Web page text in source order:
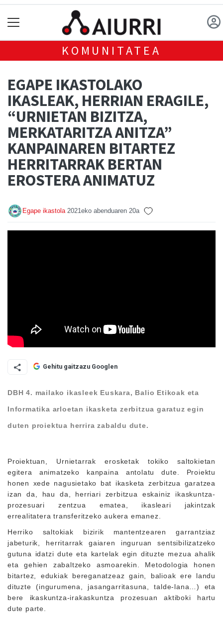
KOMUNITATEA
EGAPE IKASTOLAKO
IKASLEAK, HERRIAN ERAGILE,
“URNIETAN BIZITZA,
MERKATARITZA ANITZA”
KANPAINAREN BITARTEZ
HERRITARRAK BERTAN
EROSTERA ANIMATUZ
Egape ikastola 2021eko abenduaren 20a
Gehitu gaitzazu Googlen
DBH 4. mailako ikasleek Euskara, Balio Etikoak eta
Informatika arloetan ikasketa zerbitzua garatuz egin
duten proiektua herrira zabaldu dute.
Proiektuan, Urnietarrak erosketak tokiko saltokietan
egitera animatzeko kanpaina antolatu dute. Proiektu
honen xede nagusietako bat ikasketa zerbitzua garatzea
izan da, hau da, herriari zerbitzua eskainiz ikaskuntza-
prozesuari zentzua ematea, ikasleari jakintzak
errealitatera transferitzeko aukera emanez.
Herriko saltokiak bizirik mantentzearen garrantziaz
jabeturik, herritarrak gaiaren inguruan sentsibilizatzeko
gutuna idatzi dute eta kartelak egin dituzte mezua ahalik
eta gehien zabaltzeko asmoarekin. Metodologia honen
bitartez, edukiak bereganatzeaz gain, balioak ere landu
dituzte (ingurumena, jasangarritasuna, talde-lana…) eta
bere ikaskuntza-irakaskuntza prozesuan aktiboki hartu
dute parte.